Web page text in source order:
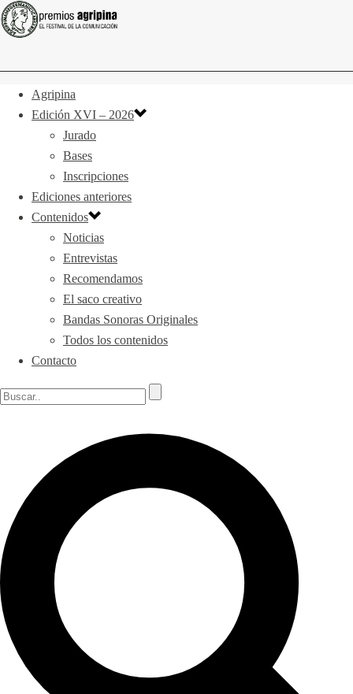
Agripina
Edición XVI – 2026
Jurado
Bases
Inscripciones
Ediciones anteriores
Contenidos
Noticias
Entrevistas
Recomendamos
El saco creativo
Bandas Sonoras Originales
Todos los contenidos
Contacto